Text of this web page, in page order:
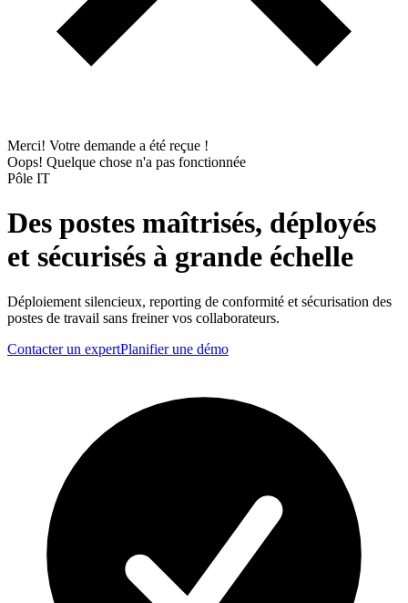
Merci! Votre demande a été reçue !
Oops! Quelque chose n'a pas fonctionnée
Pôle IT
Des postes maîtrisés, déployés
et sécurisés à grande échelle
Déploiement silencieux, reporting de conformité et sécurisation des
postes de travail sans freiner vos collaborateurs.
Contacter un expertPlanifier une démo